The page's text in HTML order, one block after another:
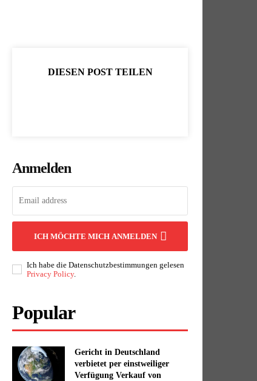
DIESEN POST TEILEN
Anmelden
ICH MÖCHTE MICH ANMELDEN
Ich habe die Datenschutzbestimmungen gelesen
Privacy Policy.
Popular
Gericht in Deutschland
verbietet per einstweiliger
Verfügung Verkauf von